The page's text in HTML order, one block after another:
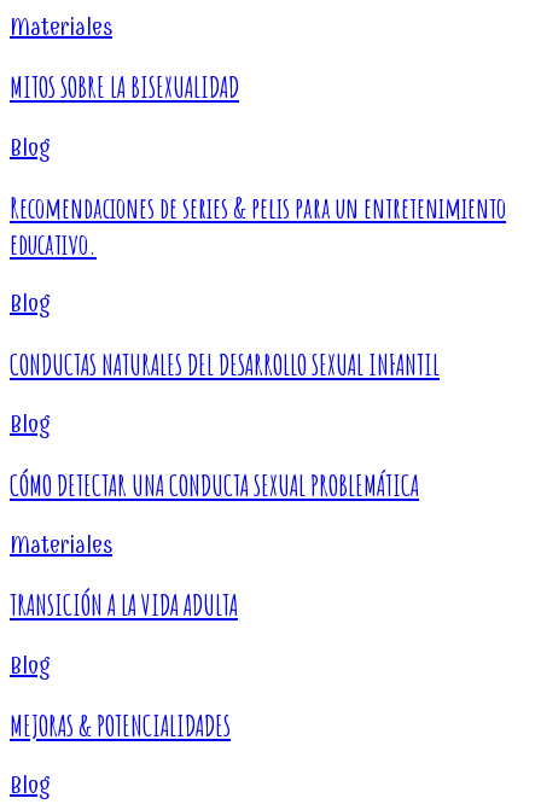
Materiales
MITOS SOBRE LA BISEXUALIDAD
Blog
Recomendaciones de series & pelis para un entretenimiento
educativo.
Blog
CONDUCTAS NATURALES DEL DESARROLLO SEXUAL INFANTIL
Blog
CÓMO DETECTAR UNA CONDUCTA SEXUAL PROBLEMÁTICA
Materiales
TRANSICIÓN A LA VIDA ADULTA
Blog
MEJORAS & POTENCIALIDADES
Blog